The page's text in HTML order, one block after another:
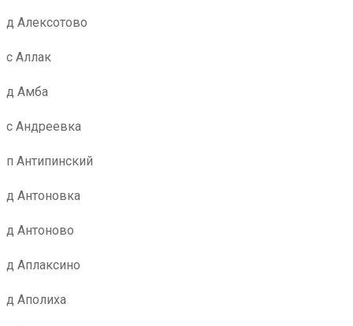
д Алексотово
с Аллак
д Амба
с Андреевка
п Антипинский
д Антоновка
д Антоново
д Аплаксино
д Аполиха